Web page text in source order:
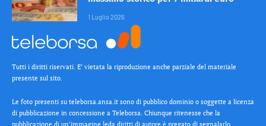
1 Luglio 2026
Tutti i diritti riservati. E’ vietata la riproduzione anche parziale del materiale
presente sul sito.
Le foto presenti su teleborsa.ansa.it sono di pubblico dominio o soggette a licenza
di pubblicazione in concessione a Teleborsa. Chiunque ritenesse che la
pubblicazione di un’immagine leda diritti di autore è pregato di segnalarlo